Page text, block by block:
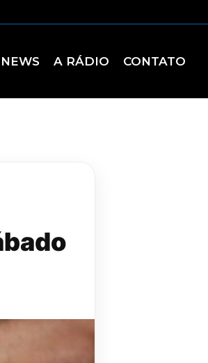
NEWS A RÁDIO CONTATO